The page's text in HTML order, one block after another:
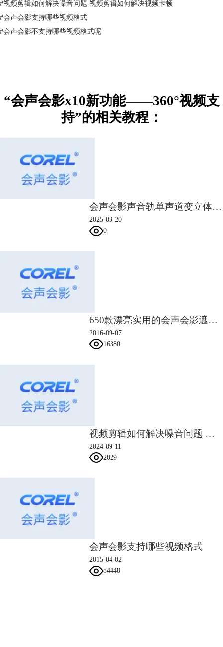
360°的视频已经转换成了右边普通的视频；
在下面调整“平移”“倾斜”“视野”的数值，可以变换右边显示的图形位置角
以挑选出最佳的角度展现给观众视频最棒的部分。
普通视频调整为360°全景视频和上面的操作步骤完全相同，小编私下试
过，立体感非常不错哦。更多会声会影x10新功能参考：
能——创意无限。
#视频剪辑如何解决噪音问题 视频剪辑如何解决视频卡顿
#会声会影支持哪些视频格式
#会声会影不支持哪些视频格式呢
“会声会影x10新功能——360°视频支
持”的相关教程：
会声会影声音轨单声道变立体声 会声会影音频轨道如何调节声音
2025-03-20
0
650款漂亮实用的会声会影遮罩素材
2016-09-07
16380
视频剪辑如何解决噪音问题 视频剪辑如何解决视频卡顿
2024-09-11
2029
会声会影支持哪些视频格式
2015-04-02
84448